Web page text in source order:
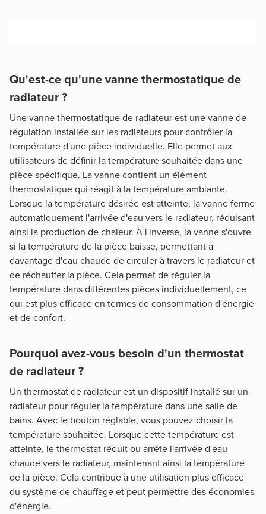
Qu'est-ce qu'une vanne thermostatique de
radiateur ?
Une vanne thermostatique de radiateur est une vanne de
régulation installée sur les radiateurs pour contrôler la
température d'une pièce individuelle. Elle permet aux
utilisateurs de définir la température souhaitée dans une
pièce spécifique. La vanne contient un élément
thermostatique qui réagit à la température ambiante.
Lorsque la température désirée est atteinte, la vanne ferme
automatiquement l'arrivée d'eau vers le radiateur, réduisant
ainsi la production de chaleur. À l'inverse, la vanne s'ouvre
si la température de la pièce baisse, permettant à
davantage d'eau chaude de circuler à travers le radiateur et
de réchauffer la pièce. Cela permet de réguler la
température dans différentes pièces individuellement, ce
qui est plus efficace en termes de consommation d'énergie
et de confort.
Pourquoi avez-vous besoin d'un thermostat
de radiateur ?
Un thermostat de radiateur est un dispositif installé sur un
radiateur pour réguler la température dans une salle de
bains. Avec le bouton réglable, vous pouvez choisir la
température souhaitée. Lorsque cette température est
atteinte, le thermostat réduit ou arrête l'arrivée d'eau
chaude vers le radiateur, maintenant ainsi la température
de la pièce. Cela contribue à une utilisation plus efficace
du système de chauffage et peut permettre des économies
d'énergie.